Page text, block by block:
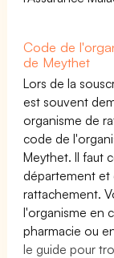
Code de
de Meythet
Lors de la
est souvent
organisme de
code de
Meythet. Il faut
département et
rattachement.
l'organisme en
pharmacie ou
le guide pour